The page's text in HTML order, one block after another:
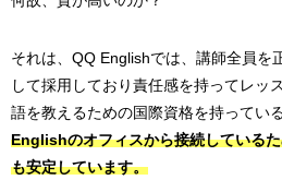
それは、QQ Englishでは、講師全員を
して採用しており責任感を持ってレッ
語を教えるための国際資格を持ってい
Englishのオフィスから接続している
も安定しています。